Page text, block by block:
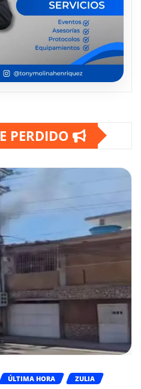
PERDIDO
ÚLTIMA HORA ZULIA